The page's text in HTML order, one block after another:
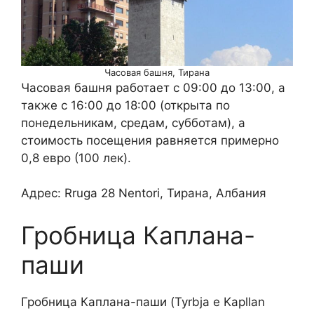
Часовая башня, Тирана
Часовая башня работает с 09:00 до 13:00, а
также с 16:00 до 18:00 (открыта по
понедельникам, средам, субботам), а
стоимость посещения равняется примерно
0,8 евро (100 лек).
Адрес: Rruga 28 Nentori, Тирана, Албания
Гробница Каплана-
паши
Гробница Каплана-паши (Tyrbja e Kapllan